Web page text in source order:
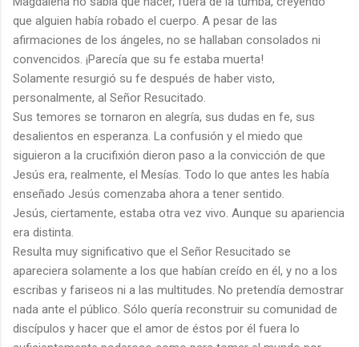
que alguien había robado el cuerpo. A pesar de las
afirmaciones de los ángeles, no se hallaban consolados ni
convencidos. ¡Parecía que su fe estaba muerta!
Solamente resurgió su fe después de haber visto,
personalmente, al Señor Resucitado.
Sus temores se tornaron en alegría, sus dudas en fe, sus
desalientos en esperanza. La confusión y el miedo que
siguieron a la crucifixión dieron paso a la convicción de que
Jesús era, realmente, el Mesías. Todo lo que antes les había
enseñado Jesús comenzaba ahora a tener sentido.
Jesús, ciertamente, estaba otra vez vivo. Aunque su apariencia
era distinta.
Resulta muy significativo que el Señor Resucitado se
apareciera solamente a los que habían creído en él, y no a los
escribas y fariseos ni a las multitudes. No pretendía demostrar
nada ante el público. Sólo quería reconstruir su comunidad de
discípulos y hacer que el amor de éstos por él fuera lo